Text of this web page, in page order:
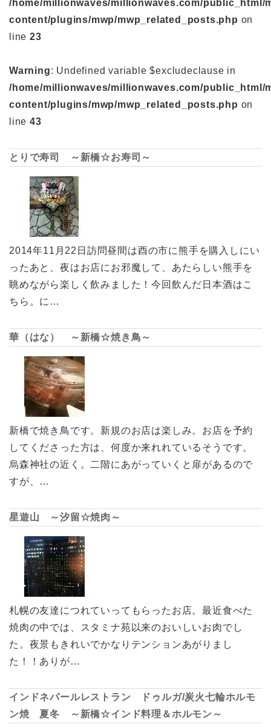
/home/millionwaves/millionwaves.com/public_html/
content/plugins/mwp/mwp_related_posts.php on
line 23
Warning: Undefined variable $excludeclause in
/home/millionwaves/millionwaves.com/public_html/
content/plugins/mwp/mwp_related_posts.php on
line 43
とりで寿司 ～新橋☆お寿司～
2014年11月22日訪問昼間は酉の市に熊手を購入しにい
ったあと、夜はお店にお邪魔して、あたらしい熊手を
眺めながら楽しく飲みました！今回飲んだ日本酒はこ
ちら。に…
華（はな） ～新橋☆焼き鳥～
新橋で焼き鳥です。新規のお店は楽しみ。お店を予約
してくださった方は、何度か来れれているそうです。
烏森神社の近く。二階にあがっていくと扉があるので
すが、…
星遊山 ～汐留☆焼肉～
札幌の友達につれていってもらったお店。最近食べた
焼肉の中では、スタミナ苑以来のおいしいお肉でし
た。夜景もきれいでかなりテンションあがりまし
た！！ありが…
インドネパールレストラン ドゥルガ/炭火七輪ホルモ
ン焼 夏冬 ～新橋☆インド料理＆ホルモン～